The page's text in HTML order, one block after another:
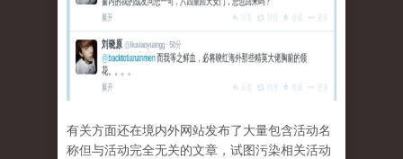
有关方面还在境内外网站发布了大量包含活动名
称但与活动完全无关的文章，试图污染相关活动